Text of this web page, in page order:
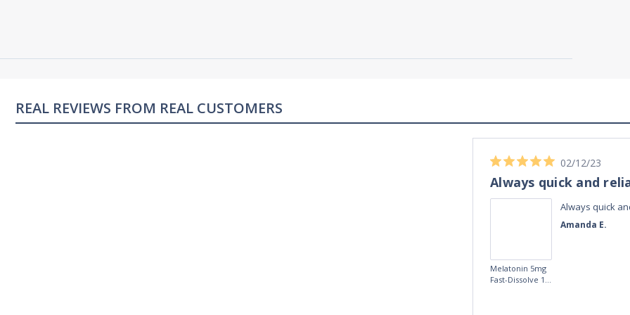
REAL REVIEWS FROM REAL CUSTOMERS
Amanda E.
02/12/23
Always quick and
Always quick
Melatonin 5mg
Fast-Dissolve 180